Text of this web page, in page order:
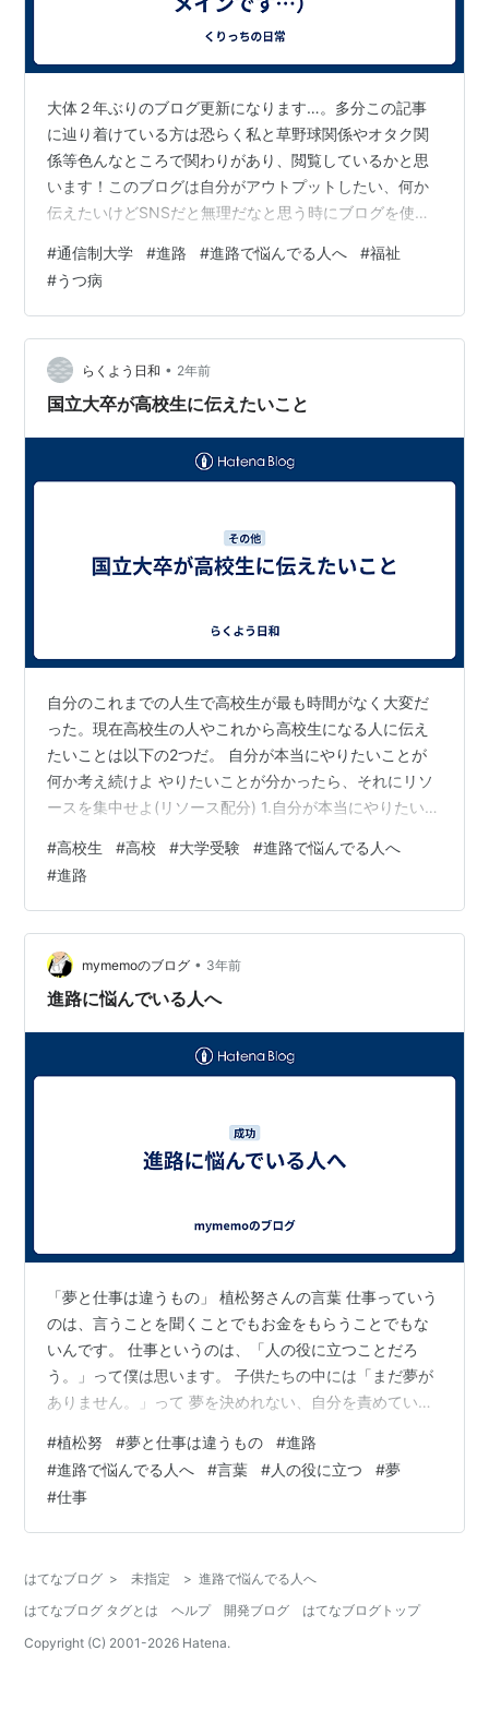
大体２年ぶりのブログ更新になります…。多分この記事
に辿り着けている方は恐らく私と草野球関係やオタク関
係等色んなところで関わりがあり、閲覧しているかと思
います！このブログは自分がアウトプットしたい、何か
伝えたいけどSNSだと無理だなと思う時にブログを使っ
は、自分が今通信制の大学に通っているので通い始めて
３年経って感じたことをお伝えできたらと思っていま
す。 ※あくまでも私の主観メインです。あぁ…普段こいつ
こんな事してるんだ程度で見てください。 本題に入る前
に…どうして通信制大学に進学したのか？ 通信制大学っ
てどうやって単位もらうの？ 通信制大学の…
#通信制大学 #進路 #進路で悩んでる人へ #福祉
#うつ病
らくよう日和 • 2年前
国立大卒が高校生に伝えたいこと
自分のこれまでの人生で高校生が最も時間がなく大変だ
った。現在高校生の人やこれから高校生になる人に伝え
たいことは以下の2つだ。 自分が本当にやりたいことが
何か考え続けよ やりたいことが分かったら、それにリソ
ースを集中せよ(リソース配分) 1.自分が本当にやりたいこ
活、趣味、友達、恋愛、アルバイトなど何でもいい。 や
りたいことが分からない人は八木仁平氏の本を読むべき
だが、読んだからと言ってすぐに見つかるわけではな
い。読んだその場でピンとくることもあるが、内容を一
旦頭の片隅に入れて生活することでだんだん分かってく
るという本だからだ。ただ早期に読むほど…
#高校生 #高校 #大学受験 #進路で悩んでる人へ
#進路
mymemoのブログ • 3年前
進路に悩んでいる人へ
「夢と仕事は違うもの」 植松努さんの言葉 仕事っていう
のは、言うことを聞くことでもお金をもらうことでもな
いんです。 仕事というのは、「人の役に立つことだろ
う。」って僕は思います。 子供たちの中には「まだ夢が
ありません。」って 夢を決めれない、自分を責めている
悪いんですよ。 実はね、夢を進学や仕事に限定して考え
てはいけないんです。 こういうことをすると夢がわから
なくなる。 実は、夢と仕事は違うものだから分けて考え
たらスッキリします。 夢というのは、大好きなことやや
とです。 何個あってもいいんで…
#植松努 #夢と仕事は違うもの #進路
#進路で悩んでる人へ #言葉 #人の役に立つ #夢
#仕事
はてなブログ > 未指定 > 進路で悩んでる人へ
はてなブログ タグとは
ヘルプ 開発ブログ
はてなブログトップ
Copyright (C) 2001-2026 Hatena.